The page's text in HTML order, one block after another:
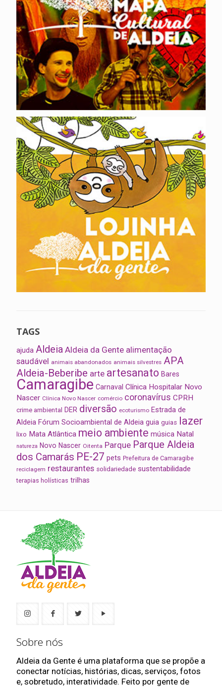
TAGS
ajuda Aldeia Aldeia da Gente alimentação
saudável animais abandonados animais silvestres APA
Aldeia-Beberibe arte artesanato Bares
Camaragibe Carnaval Clínica Hospitalar Novo
Nascer Clínica Novo Nascer comércio coronavírus CPRH
crime ambiental DER diversão ecoturismo Estrada de
Aldeia Fórum Socioambiental de Aldeia guia guias lazer
lixo Mata Atlântica meio ambiente música Natal
natureza Novo Nascer Oitenta Parque Parque Aldeia
dos Camarás PE-27 pets Prefeitura de Camaragibe
reciclagem restaurantes solidariedade sustentabilidade
terapias holísticas trilhas
Sobre nós
Aldeia da Gente é uma plataforma que se propõe a
conectar notícias, histórias, dicas, serviços, fotos
e, sobretudo, interatividade. Feito por gente de